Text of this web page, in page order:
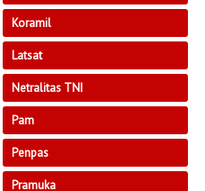
Koramil
Latsat
Netralitas TNI
Pam
Penpas
Pramuka